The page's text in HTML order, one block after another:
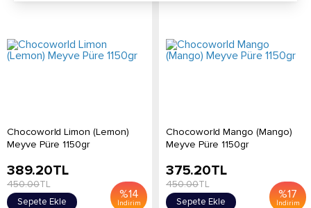
Chocoworld Limon (Lemon)
Meyve Püre 1150gr
%14
İndirim
389.20TL
450.00TL
Sepete Ekle
Chocoworld Mango (Mango)
Meyve Püre 1150gr
%17
İndirim
375.20TL
450.00TL
Sepete Ekle